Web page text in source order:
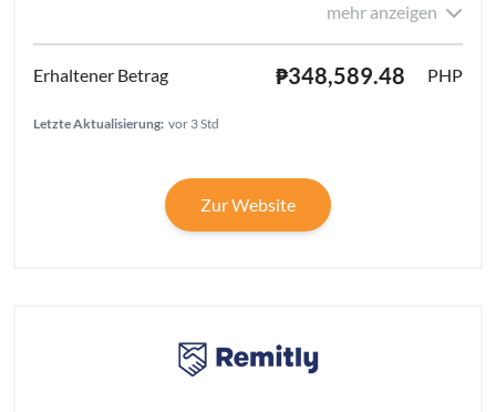
mehr anzeigen
₱348,589.48 PHP
Letzte Aktualisierung: vor 3 Std
Zur Website